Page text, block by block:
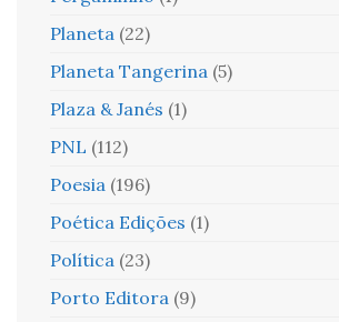
Planeta (22)
Planeta Tangerina (5)
Plaza & Janés (1)
PNL (112)
Poesia (196)
Poética Edições (1)
Política (23)
Porto Editora (9)